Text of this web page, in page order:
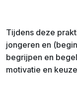
Tijdens deze
jongeren en
begrijpen en
motivatie en